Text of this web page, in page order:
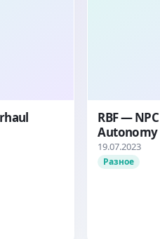
RBF —
Autonomy
19.07.2023
Разное